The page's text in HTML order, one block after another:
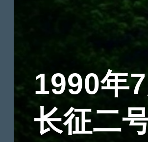
1990年
长征二